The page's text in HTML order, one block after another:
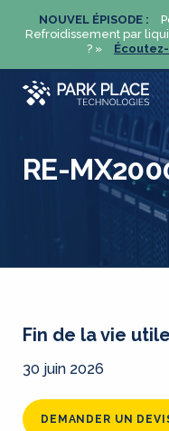
NOUVEL ÉPISODE :
Refroidissement par
? »
RE-
Fin de la vie utile
30 juin 2026
DEMANDER UN